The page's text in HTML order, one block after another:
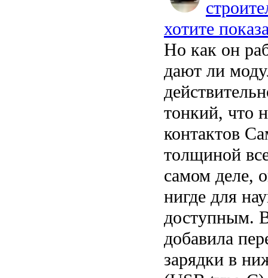
хотите
Но как он
дают ли
тонкий, что
контактов
толщиной
самом деле,
нигде для
доступным.
добавила
зарядки в